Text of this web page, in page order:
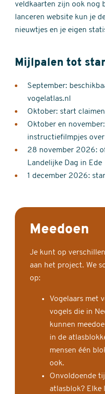
veldkaarten zijn ook nog
lanceren website kun je
nieuwtjes en je eigen
Mijlpalen tot
September:
vogelatlas.nl
Oktober: start
Oktober en
instructiefilmpjes
28 november 2026:
Landelijke Dag in Ede
1 december 2026:
Meedoen
Je kunt op
aan het project. We
op:
Vogelaars met
vogels die in
kunnen
in de
mensen één
ook.
Onvoldoende
atlasblok? Elke